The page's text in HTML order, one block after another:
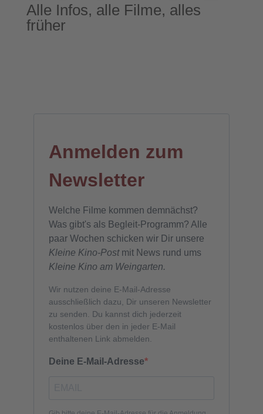
Alle Infos, alle Filme, alles
früher
Anmelden zum
Newsletter
Welche Filme kommen demnächst?
Was gibt's als Begleit-Programm? Alle
paar Wochen schicken wir Dir unsere
Kleine Kino-Postmit News rund ums
Kleine Kino am Weingarten.
Wir nutzen deine E-Mail-Adresse
ausschließlich dazu, Dir unseren Newsletter
zu senden. Du kannst dich jederzeit
kostenlos über den in jeder E-Mail
enthaltenen Link abmelden.
Deine E-Mail-Adresse